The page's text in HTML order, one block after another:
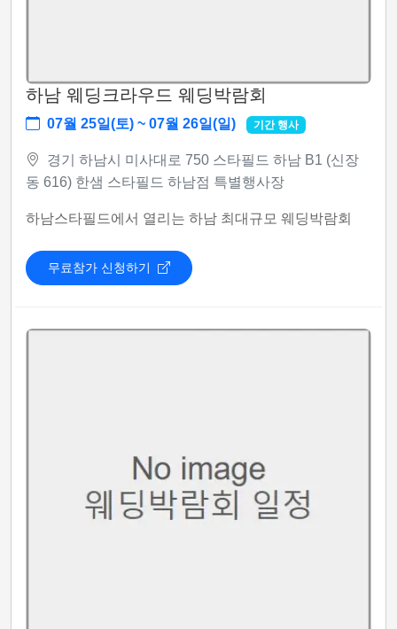
하남 웨딩크라우드 웨딩박람회
07월 25일(토) ~ 07월 26일(일) 기간 행사
경기 하남시 미사대로 750 스타필드 하남 B1 (신장
동 616) 한샘 스타필드 하남점 특별행사장
하남스타필드에서 열리는 하남 최대규모 웨딩박람회
무료참가 신청하기